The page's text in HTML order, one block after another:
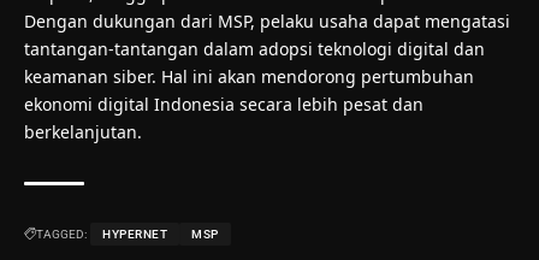
Dengan dukungan dari MSP, pelaku usaha dapat mengatasi
tantangan-tantangan dalam adopsi teknologi digital dan
keamanan siber. Hal ini akan mendorong pertumbuhan
ekonomi digital Indonesia secara lebih pesat dan
berkelanjutan.
TAGGED: HYPERNET MSP